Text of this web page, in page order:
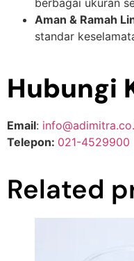
berbagai ukuran
Aman & Ramah
standar
Hubungi
Email:
Telepon: 021-4529900
Related